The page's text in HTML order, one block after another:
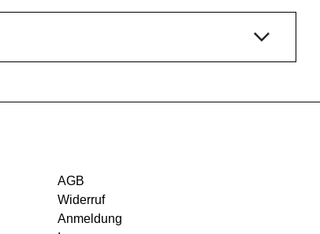
AGB
Widerruf
Anmeldung